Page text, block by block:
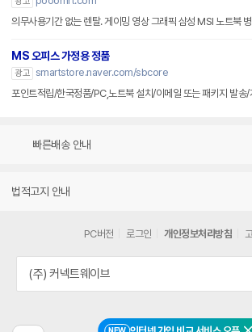
NEW
의무사용기간 없는 렌탈. 게이밍 영상 그래픽 삼성 MSI 노트북
MS 오피스 가정용 정품
광고 smartstore.naver.com/sbcore
포인트적립/한국정품/PC,노트북 설치/이메일 또는 패키지 발송/
빠른배송 안내
법적고지 안내
PC버전 로그인 개인정보처리방침
(주) 커넥트웨이브